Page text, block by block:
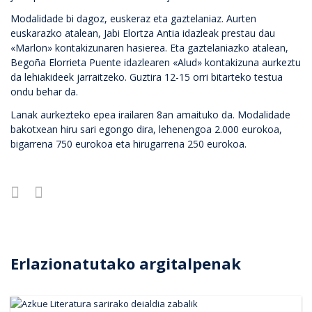
Modalidade bi dagoz, euskeraz eta gaztelaniaz. Aurten
euskarazko atalean, Jabi Elortza Antia idazleak prestau dau
«Marlon» kontakizunaren hasierea. Eta gaztelaniazko atalean,
Begoña Elorrieta Puente idazlearen «Alud» kontakizuna aurkeztu
da lehiakideek jarraitzeko. Guztira 12-15 orri bitarteko testua
ondu behar da.
Lanak aurkezteko epea irailaren 8an amaituko da. Modalidade
bakotxean hiru sari egongo dira, lehenengoa 2.000 eurokoa,
bigarrena 750 eurokoa eta hirugarrena 250 eurokoa.
Erlazionatutako argitalpenak